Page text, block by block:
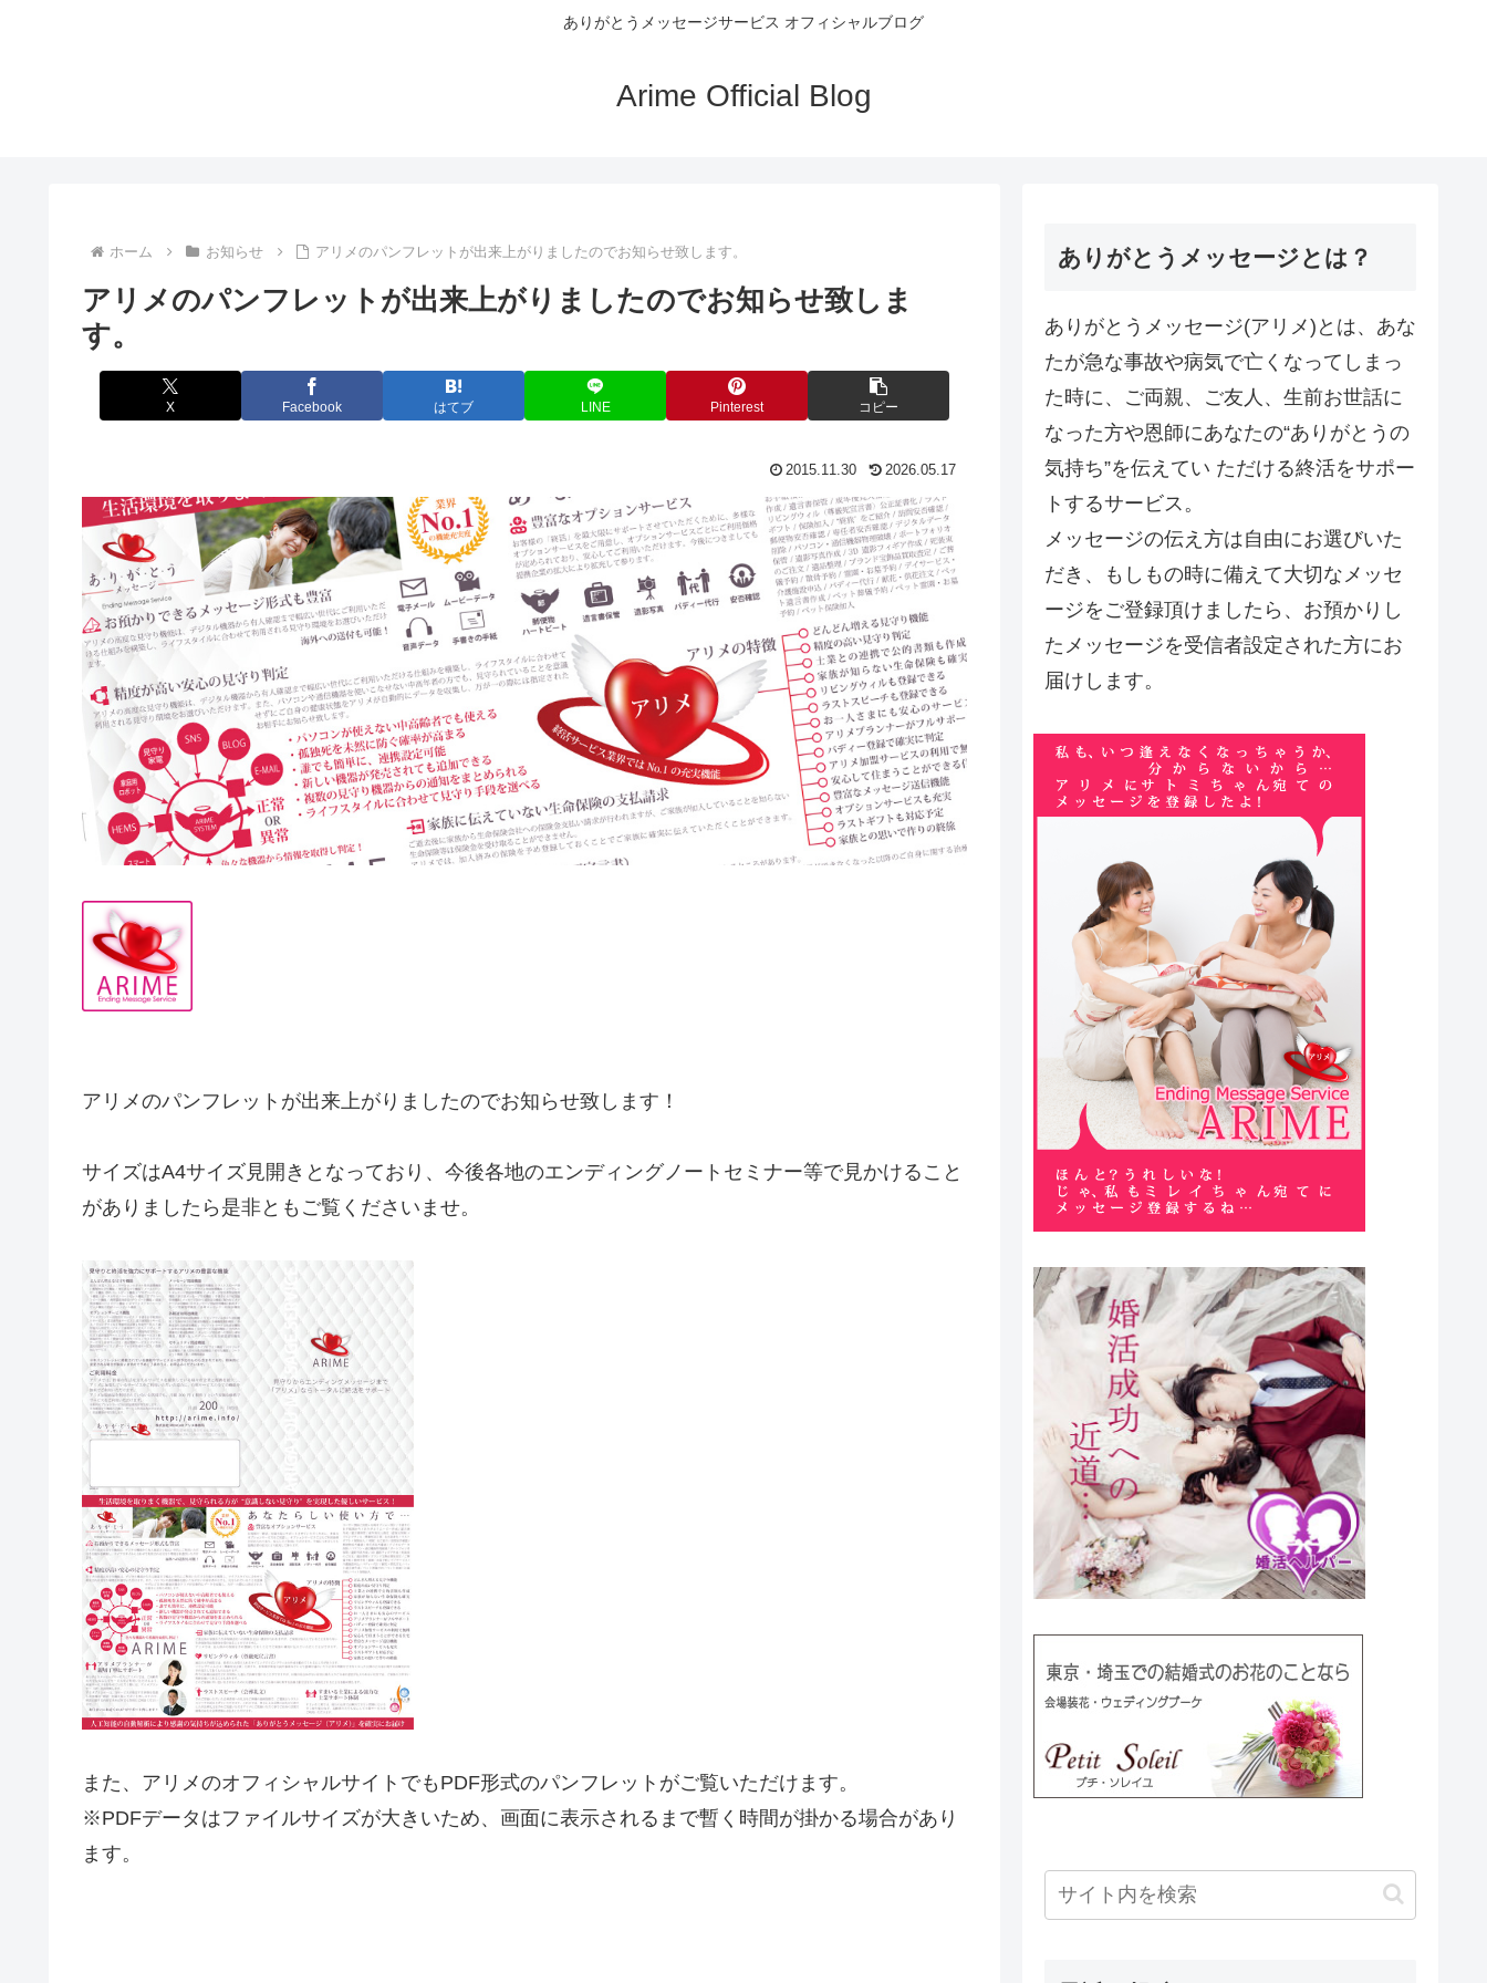
ありがとうメッセージサービス オフィシャルブログ
Arime Official Blog
ホーム お知らせ アリメのパンフレットが出来上がりましたのでお知らせ致します。
アリメのパンフレットが出来上がりましたのでお知らせ致しま
す。
X Facebook はてブ LINE Pinterest コピー
2015.11.30 2026.05.17
アリメのパンフレットが出来上がりましたのでお知らせ致します！
サイズはA4サイズ見開きとなっており、今後各地のエンディングノートセミナー等で見かけること
がありましたら是非ともご覧くださいませ。
また、アリメのオフィシャルサイトでもPDF形式のパンフレットがご覧いただけます。
※PDFデータはファイルサイズが大きいため、画面に表示されるまで暫く時間が掛かる場合があり
ます。
ありがとうメッセージとは？
ありがとうメッセージ(アリメ)とは、あな
たが急な事故や病気で亡くなってしまっ
た時に、ご両親、ご友人、生前お世話に
なった方や恩師にあなたの“ありがとうの
気持ち”を伝えてい ただける終活をサポー
トするサービス。
メッセージの伝え方は自由にお選びいた
だき、もしもの時に備えて大切なメッセ
ージをご登録頂けましたら、お預かりし
たメッセージを受信者設定された方にお
届けします。